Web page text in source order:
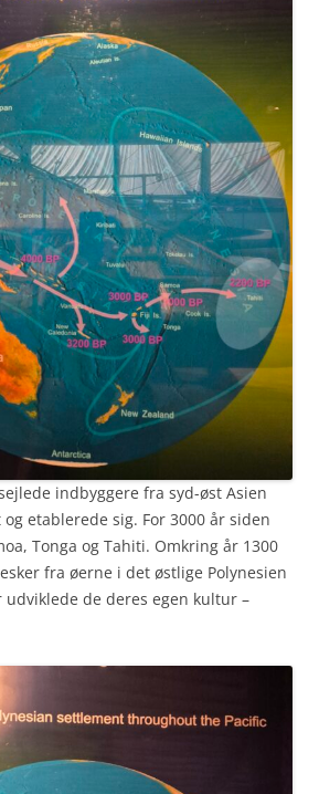
indbyggere fra syd-øst Asien
etablerede sig. For 3000 år siden
Tonga og Tahiti. Omkring år 1300
fra øerne i det østlige Polynesien
udviklede de deres egen kultur –